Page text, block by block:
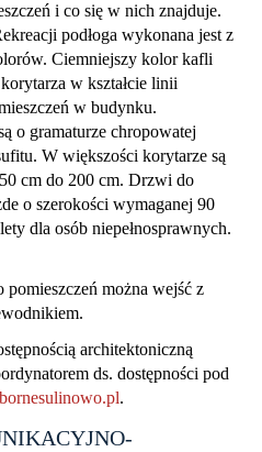
i co się w nich znajduje.
podłoga wykonana jest z
Ciemniejszy kolor kafli
w kształcie linii
w budynku.
o gramaturze chropowatej
W większości korytarze są
cm do 200 cm. Drzwi do
o szerokości wymaganej 90
dla osób niepełnosprawnych.
można wejść z
architektoniczną
ds. dostępności pod
.